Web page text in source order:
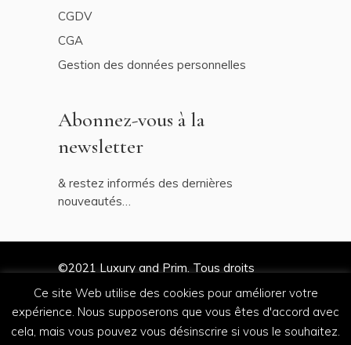
CGDV
CGA
Gestion des données personnelles
Abonnez-vous à la
newsletter
& restez informés des dernières
nouveautés…
©2021 Luxury and Prim. Tous droits
réservés
Ce site Web utilise des cookies pour améliorer votre
expérience. Nous supposerons que vous êtes d'accord avec
cela, mais vous pouvez vous désinscrire si vous le souhaitez.